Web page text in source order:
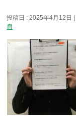
投稿日 : 2025年4月12日
肩